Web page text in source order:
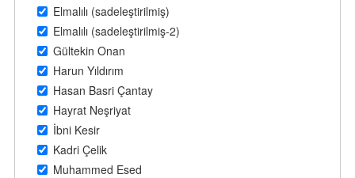
Elmalılı (sadeleştirilmiş)
Elmalılı (sadeleştirilmiş-2)
Gültekin Onan
Harun Yıldırım
Hasan Basri Çantay
Hayrat Neşriyat
İbni Kesir
Kadri Çelik
Muhammed Esed